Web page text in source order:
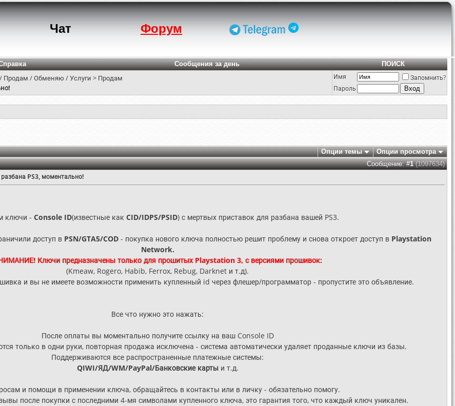
Чат Форум
Сообщения за день ПОИСК
Продам / Обменяю / Услуги > Продам
Имя
Запомнить?
Пароль
Опции темы
Опции просмотра
Сообщение: #1(1097634)
PS3, моментально!
ключи - Console ID(известные как CID/IDPS/PSID) с мертвых приставок для разбана вашей PS3.
доступ в PSN/GTA5/COD- покупка нового ключа полностью решит проблему и снова откроет доступ в Playstation
Network.
Ключи предназначены только для прошитых Playstation 3, с версиями прошивок:
(Kmeaw, Rogero, Habib, Ferrox, Rebug, Darknet и т.д).
и вы не имеете возможности применить купленный id через флешер/программатор - пропустите это объявление.
Все что нужно это нажать:
После оплаты вы моментально получите ссылку на ваш Console ID
только в одни руки, повторная продажа исключена - система автоматически удаляет проданные ключи из базы.
Поддерживаются все распространенные платежные системы:
QIWI/ЯД/WM/PayPal/Банковские картыи т.д.
и помощи в применении ключа, обращайтесь в контакты или в личку - обязательно помогу.
после покупки с последними 4-мя символами купленного ключа, это гарантия того, что каждый ключ уникален.